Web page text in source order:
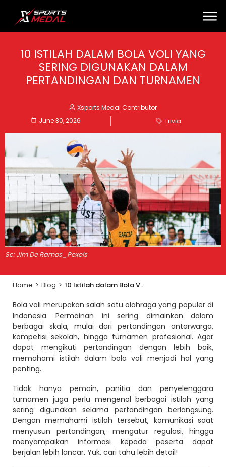
10 ISTILAH DALAM BOLA VOLI YANG
SERING DIGUNAKAN DALAM
PERTANDINGAN DAN TURNAMEN
Xsports Medal Contributor
June 30, 2026
Trivia
Sc: Jim De Ramos_Pexels
Home > Blog > 10 Istilah dalam Bola Voli yang Sering Digunakan dalam Pertandingan dan Turnamen
Bola voli merupakan salah satu olahraga yang populer di
Indonesia. Permainan ini sering dimainkan dalam
berbagai skala, mulai dari pertandingan antarwarga,
kompetisi sekolah, hingga turnamen profesional. Agar
dapat mengikuti pertandingan dengan lebih baik,
memahami istilah dalam bola voli menjadi hal yang
penting.
Tidak hanya pemain, panitia dan penyelenggara
turnamen juga perlu mengenal berbagai istilah yang
sering digunakan selama pertandingan berlangsung.
Dengan memahami istilah tersebut, komunikasi saat
menyusun pertandingan, mengatur regulasi, hingga
menyampaikan informasi kepada peserta dapat
berjalan lebih lancar. Yuk, cari tahu lebih detail!